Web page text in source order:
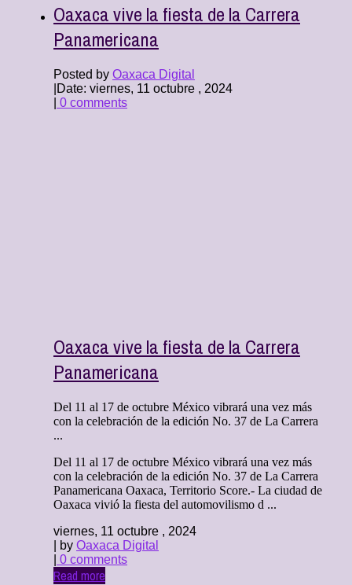
Oaxaca vive la fiesta de la Carrera
Panamericana
Posted by Oaxaca Digital
Date: viernes, 11 octubre , 2024
0 comments
Oaxaca vive la fiesta de la Carrera
Panamericana
Del 11 al 17 de octubre México vibrará una vez más
con la celebración de la edición No. 37 de La Carrera
...
Del 11 al 17 de octubre México vibrará una vez más
con la celebración de la edición No. 37 de La Carrera
Panamericana Oaxaca, Territorio Score.- La ciudad de
Oaxaca vivió la fiesta del automovilismo d ...
viernes, 11 octubre , 2024
| by Oaxaca Digital
0 comments
Read more